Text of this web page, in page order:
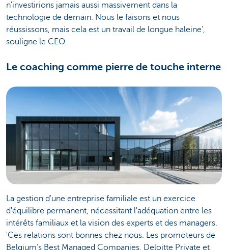
n'investirions jamais aussi massivement dans la
technologie de demain. Nous le faisons et nous
réussissons, mais cela est un travail de longue haleine',
souligne le CEO.
Le coaching comme pierre de touche interne
La gestion d'une entreprise familiale est un exercice
d'équilibre permanent, nécessitant l'adéquation entre les
intérêts familiaux et la vision des experts et des managers.
'Ces relations sont bonnes chez nous. Les promoteurs de
Belgium’s Best Managed Companies, Deloitte Private et